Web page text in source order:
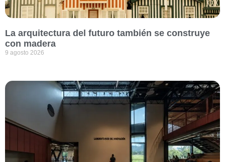
La arquitectura del futuro también se construye
con madera
9 agosto 2026